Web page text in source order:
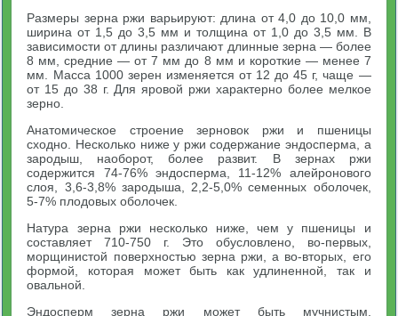
Размеры зерна ржи варьируют: длина от 4,0 до 10,0 мм,
ширина от 1,5 до 3,5 мм и толщина от 1,0 до 3,5 мм. В
зависимости от длины различают длинные зерна — более
8 мм, средние — от 7 мм до 8 мм и короткие — менее 7
мм. Масса 1000 зерен изменяется от 12 до 45 г, чаще —
от 15 до 38 г. Для яровой ржи характерно более мелкое
зерно.
Анатомическое строение зерновок ржи и пшеницы
сходно. Несколько ниже у ржи содержание эндосперма, а
зародыш, наоборот, более развит. В зернах ржи
содержится 74-76% эндосперма, 11-12% алейронового
слоя, 3,6-3,8% зародыша, 2,2-5,0% семенных оболочек,
5-7% плодовых оболочек.
Натура зерна ржи несколько ниже, чем у пшеницы и
составляет 710-750 г. Это обусловлено, во-первых,
морщинистой поверхностью зерна ржи, а во-вторых, его
формой, которая может быть как удлиненной, так и
овальной.
Эндосперм зерна ржи может быть мучнистым,